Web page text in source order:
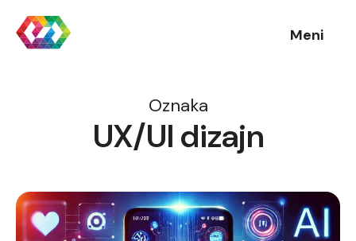
Meni
Oznaka
UX/UI dizajn